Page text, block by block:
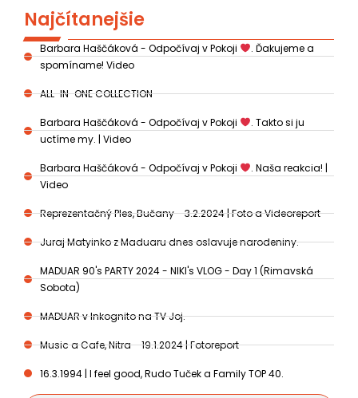
Najčítanejšie
Barbara Haščáková - Odpočívaj v Pokoji
. Ďakujeme a
spomíname! Video
ALL-IN-ONE COLLECTION
Barbara Haščáková - Odpočívaj v Pokoji
. Takto si ju
uctíme my. | Video
Barbara Haščáková - Odpočívaj v Pokoji
. Naša reakcia! |
Video
Reprezentačný Ples, Bučany - 3.2.2024 | Foto a Videoreport
Juraj Matyinko z Maduaru dnes oslavuje narodeniny.
MADUAR 90's PARTY 2024 - NIKI's VLOG - Day 1 (Rimavská
Sobota)
MADUAR v Inkognito na TV Joj.
Music a Cafe, Nitra - 19.1.2024 | Fotoreport
16.3.1994 | I feel good, Rudo Tuček a Family TOP 40.